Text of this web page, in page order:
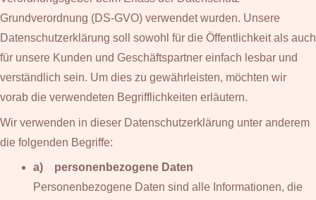
Grundverordnung (DS-GVO) verwendet wurden. Unsere
Datenschutzerklärung soll sowohl für die Öffentlichkeit als auch
für unsere Kunden und Geschäftspartner einfach lesbar und
verständlich sein. Um dies zu gewährleisten, möchten wir
vorab die verwendeten Begrifflichkeiten erläutern.
Wir verwenden in dieser Datenschutzerklärung unter anderem
die folgenden Begriffe:
a) personenbezogene Daten
Personenbezogene Daten sind alle Informationen, die